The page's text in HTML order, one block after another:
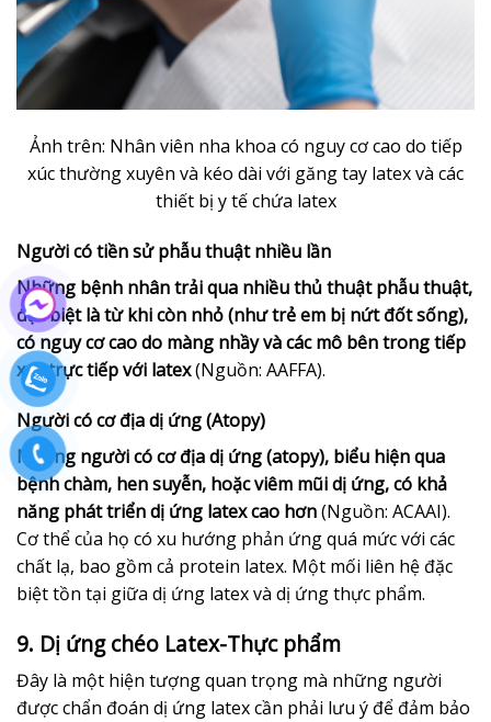
Ảnh trên: Nhân viên nha khoa có nguy cơ cao do tiếp
xúc thường xuyên và kéo dài với găng tay latex và các
thiết bị y tế chứa latex
Người có tiền sử phẫu thuật nhiều lần
Những bệnh nhân trải qua nhiều thủ thuật phẫu thuật,
đặc biệt là từ khi còn nhỏ (như trẻ em bị nứt đốt sống),
có nguy cơ cao do màng nhầy và các mô bên trong tiếp
xúc trực tiếp với latex(Nguồn: AAFFA).
Người có cơ địa dị ứng (Atopy)
Những người có cơ địa dị ứng (atopy), biểu hiện qua
bệnh chàm, hen suyễn, hoặc viêm mũi dị ứng, có khả
năng phát triển dị ứng latex cao hơn(Nguồn: ACAAI).
Cơ thể của họ có xu hướng phản ứng quá mức với các
chất lạ, bao gồm cả protein latex. Một mối liên hệ đặc
biệt tồn tại giữa dị ứng latex và dị ứng thực phẩm.
9. Dị ứng chéo Latex-Thực phẩm
Đây là một hiện tượng quan trọng mà những người
được chẩn đoán dị ứng latex cần phải lưu ý để đảm bảo